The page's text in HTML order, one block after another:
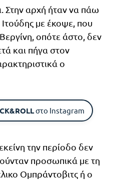
Στην αρχή ήταν να πάω
με έκοψε, που
οπότε άστο, δεν
και πήγα στον
ο
στο Instagram
την περίοδο δεν
προσωπικά με τη
Ομπράντοβιτς ή ο